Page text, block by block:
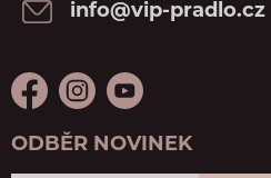
info@vip-pradlo.cz
ODBĚR NOVINEK